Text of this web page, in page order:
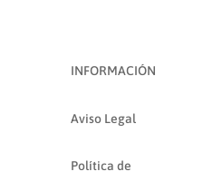
INFORMACIÓN
Aviso Legal
Política de